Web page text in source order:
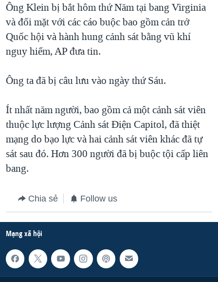
Ông Klein bị bắt hôm thứ Năm tại bang Virginia
và đối mặt với các cáo buộc bao gồm cản trở
Quốc hội và hành hung cảnh sát bằng vũ khí
nguy hiểm, AP đưa tin.
Ông ta đã bị câu lưu vào ngày thứ Sáu.
Ít nhất năm người, bao gồm cả một cảnh sát viên
thuộc lực lượng Cảnh sát Điện Capitol, đã thiệt
mạng do bạo lực và hai cảnh sát viên khác đã tự
sát sau đó. Hơn 300 người đã bị buộc tội cấp liên
bang.
Chia sẻ Follow us
Mạng xã hội